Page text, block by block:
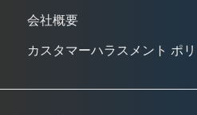
会社概要
カスタマーハラスメント ポ